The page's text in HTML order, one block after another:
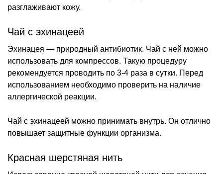
разглаживают кожу.
Чай с эхинацеей
Эхинацея — природный антибиотик. Чай с ней можно
использовать для компрессов. Такую процедуру
рекомендуется проводить по 3-4 раза в сутки. Перед
использованием необходимо проверить на наличие
аллергической реакции.
Чай с эхинацеей можно принимать внутрь. Он отлично
повышает защитные функции организма.
Красная шерстяная нить